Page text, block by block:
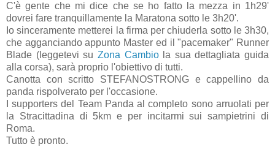
C'è gente che mi dice che se ho fatto la mezza in 1h29'
dovrei fare tranquillamente la Maratona sotto le 3h20'.
Io sinceramente metterei la firma per chiuderla sotto le 3h30,
che agganciando appunto Master ed il "pacemaker" Runner
Blade (leggetevi su Zona Cambiola sua dettagliata guida
alla corsa), sarà proprio l'obiettivo di tutti.
Canotta con scritto STEFANOSTRONG e cappellino da
panda rispolverato per l'occasione.
I supporters del Team Panda al completo sono arruolati per
la Stracittadina di 5km e per incitarmi sui sampietrini di
Roma.
Tutto è pronto.